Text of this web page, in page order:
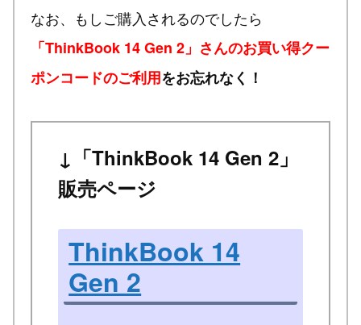
なお、もしご購入されるのでしたら
「ThinkBook 14 Gen 2」さんのお買い得クー
ポンコードのご利用をお忘れなく！
↓「ThinkBook 14 Gen 2」
販売ページ
ThinkBook 14
Gen 2